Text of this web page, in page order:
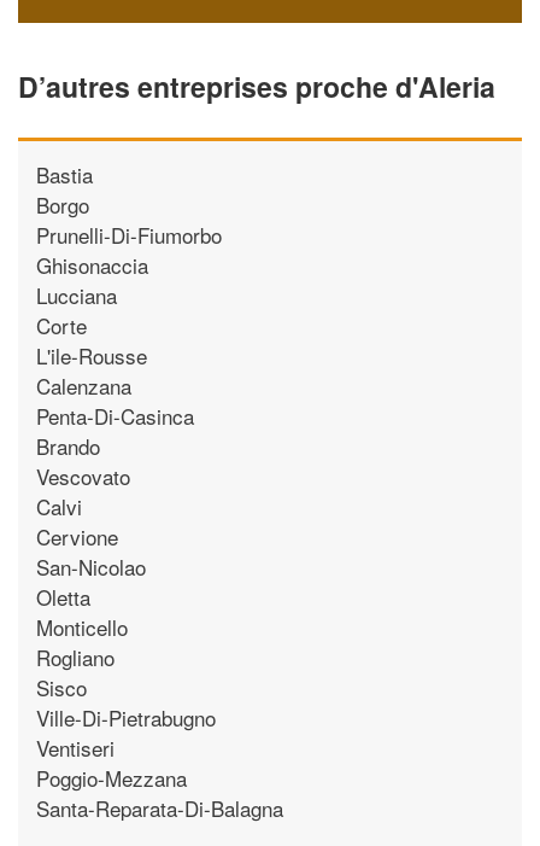
D’autres entreprises proche d'Aleria
Bastia
Borgo
Prunelli-Di-Fiumorbo
Ghisonaccia
Lucciana
Corte
L'ile-Rousse
Calenzana
Penta-Di-Casinca
Brando
Vescovato
Calvi
Cervione
San-Nicolao
Oletta
Monticello
Rogliano
Sisco
Ville-Di-Pietrabugno
Ventiseri
Poggio-Mezzana
Santa-Reparata-Di-Balagna